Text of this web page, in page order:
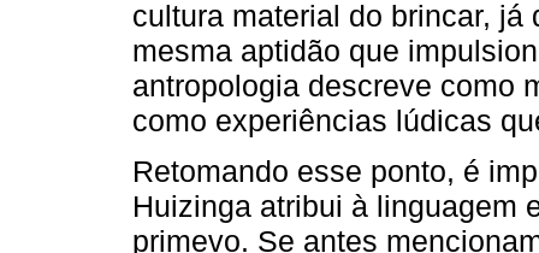
cultura material do brincar,
mesma aptidão que
antropologia descreve como
como experiências lúdicas
Retomando esse ponto, é
Huizinga atribui à linguagem
primevo. Se antes